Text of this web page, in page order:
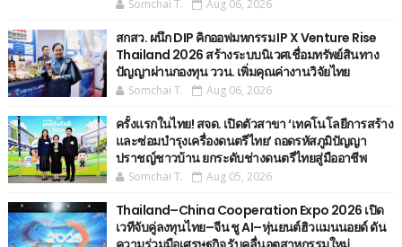
Somchai T. Aug 06, 2026
สกสว. ผนึก DIP คิกออฟมหกรรม IP X Venture Rise
Thailand 2026 สร้างระบบนิเวศเชื่อมทรัพย์สินทาง
ปัญญาผ่านกองทุน ววน. เพิ่มคุณค่างานวิจัยไทย
Somchai T. Aug 06, 2026
ครั้งแรกในไทย! สจด. เปิดตัวสาขา ‘เทคโนโลยีการสร้าง
และซ่อมบำรุงเครื่องดนตรีไทย’ ​ถอดรหัสภูมิปัญญา
ปราชญ์ชาวบ้าน ยกระดับช่างดนตรีไทยสู่มืออาชีพ
Somchai T. Aug 05, 2026
Thailand–China Cooperation Expo 2026 เปิด
เวทีจับคู่ลงทุนไทย–จีน ชู AI–หุ่นยนต์ฮิวแมนนอยด์ ดัน